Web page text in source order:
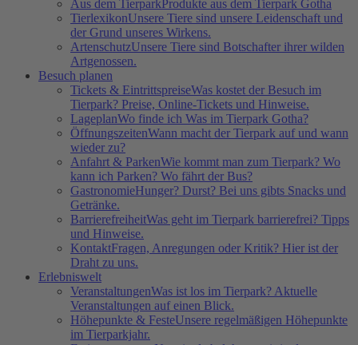
Aus dem TierparkProdukte aus dem Tierpark Gotha
TierlexikonUnsere Tiere sind unsere Leidenschaft und
der Grund unseres Wirkens.
ArtenschutzUnsere Tiere sind Botschafter ihrer wilden
Artgenossen.
Besuch planen
Tickets & EintrittspreiseWas kostet der Besuch im
Tierpark? Preise, Online-Tickets und Hinweise.
LageplanWo finde ich Was im Tierpark Gotha?
ÖffnungszeitenWann macht der Tierpark auf und wann
wieder zu?
Anfahrt & ParkenWie kommt man zum Tierpark? Wo
kann ich Parken? Wo fährt der Bus?
GastronomieHunger? Durst? Bei uns gibts Snacks und
Getränke.
BarrierefreiheitWas geht im Tierpark barrierefrei? Tipps
und Hinweise.
KontaktFragen, Anregungen oder Kritik? Hier ist der
Draht zu uns.
Erlebniswelt
VeranstaltungenWas ist los im Tierpark? Aktuelle
Veranstaltungen auf einen Blick.
Höhepunkte & FesteUnsere regelmäßigen Höhepunkte
im Tierparkjahr.